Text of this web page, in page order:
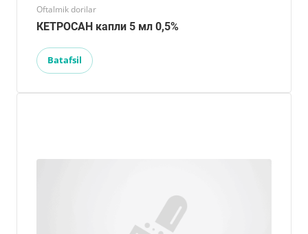
Oftalmik dorilar
КЕТРОСАН капли 5 мл 0,5%
Batafsil